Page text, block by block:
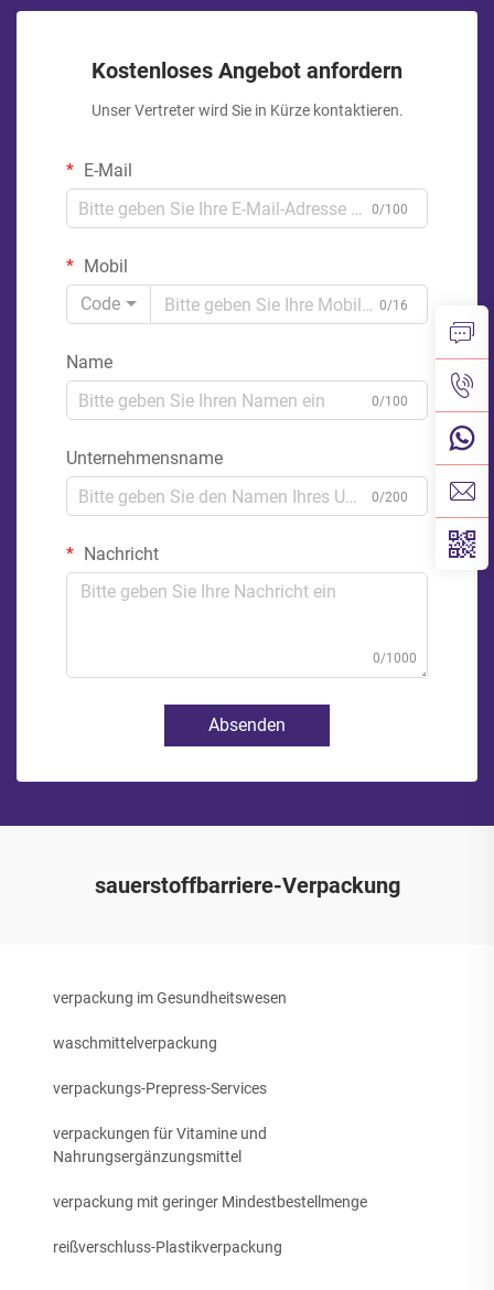
Kostenloses Angebot anfordern
Unser Vertreter wird Sie in Kürze kontaktieren.
E-Mail
0/100
Mobil
Code
0/16
Name
0/100
Unternehmensname
0/200
Nachricht
0/1000
Absenden
sauerstoffbarriere-Verpackung
verpackung im Gesundheitswesen
waschmittelverpackung
verpackungs-Prepress-Services
verpackungen für Vitamine und
Nahrungsergänzungsmittel
verpackung mit geringer Mindestbestellmenge
reißverschluss-Plastikverpackung